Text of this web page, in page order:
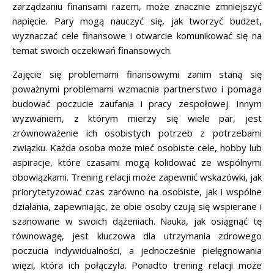
zarządzaniu finansami razem, może znacznie zmniejszyć
napięcie. Pary mogą nauczyć się, jak tworzyć budżet,
wyznaczać cele finansowe i otwarcie komunikować się na
temat swoich oczekiwań finansowych.
Zajęcie się problemami finansowymi zanim staną się
poważnymi problemami wzmacnia partnerstwo i pomaga
budować poczucie zaufania i pracy zespołowej. Innym
wyzwaniem, z którym mierzy się wiele par, jest
zrównoważenie ich osobistych potrzeb z potrzebami
związku. Każda osoba może mieć osobiste cele, hobby lub
aspiracje, które czasami mogą kolidować ze wspólnymi
obowiązkami. Trening relacji może zapewnić wskazówki, jak
priorytetyzować czas zarówno na osobiste, jak i wspólne
działania, zapewniając, że obie osoby czują się wspierane i
szanowane w swoich dążeniach. Nauka, jak osiągnąć tę
równowagę, jest kluczowa dla utrzymania zdrowego
poczucia indywidualności, a jednocześnie pielęgnowania
więzi, która ich połączyła. Ponadto trening relacji może